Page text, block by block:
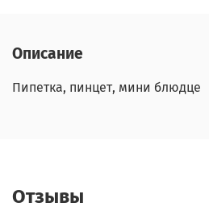
Описание
Пипетка, пинцет, мини блюдце
Отзывы